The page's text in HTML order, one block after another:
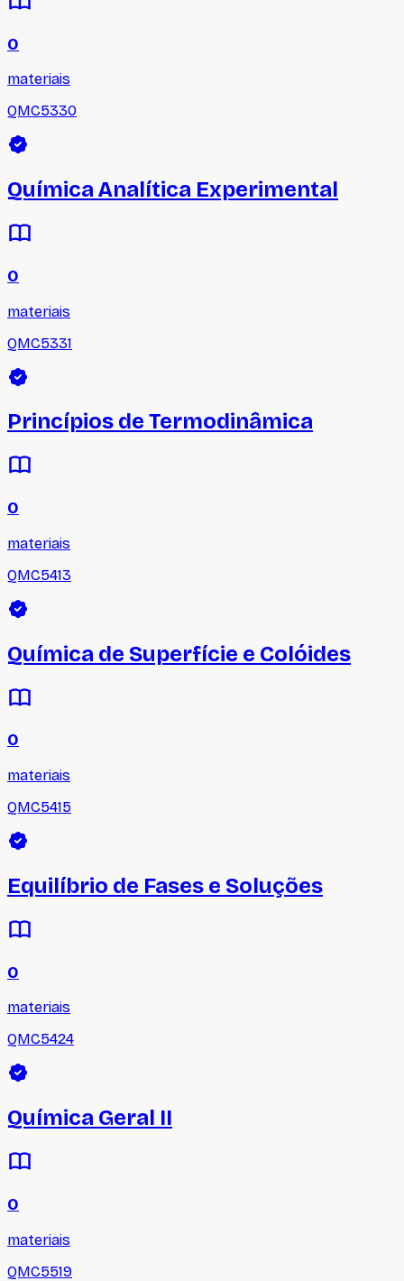
0
materiais
QMC5330
Química Analítica Experimental
0
materiais
QMC5331
Princípios de Termodinâmica
0
materiais
QMC5413
Química de Superfície e Colóides
0
materiais
QMC5415
Equilíbrio de Fases e Soluções
0
materiais
QMC5424
Química Geral II
0
materiais
QMC5519